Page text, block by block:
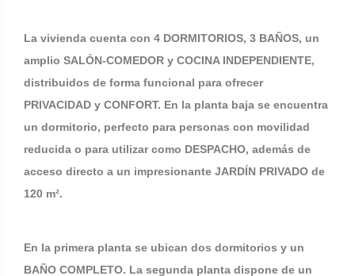
La vivienda cuenta con 4 DORMITORIOS, 3 BAÑOS, un
amplio SALÓN-COMEDOR y COCINA INDEPENDIENTE,
distribuidos de forma funcional para ofrecer
PRIVACIDAD y CONFORT. En la planta baja se encuentra
un dormitorio, perfecto para personas con movilidad
reducida o para utilizar como DESPACHO, además de
acceso directo a un impresionante JARDÍN PRIVADO de
120 m².
En la primera planta se ubican dos dormitorios y un
BAÑO COMPLETO. La segunda planta dispone de un